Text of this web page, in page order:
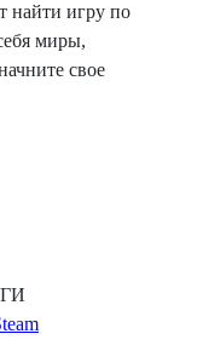
найти игру по
миры,
свое